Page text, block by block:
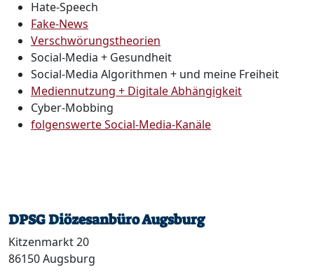
Hate-Speech
Fake-News
Verschwörungstheorien
Social-Media + Gesundheit
Social-Media Algorithmen + und meine Freiheit
Mediennutzung + Digitale Abhängigkeit
Cyber-Mobbing
folgenswerte Social-Media-Kanäle
DPSG Diözesanbüro Augsburg
Kitzenmarkt 20
86150 Augsburg